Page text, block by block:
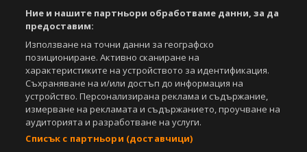
Ние и нашите партньори обработваме данни, за да
предоставим:
Използване на точни данни за географско
позициониране. Активно сканиране на
характеристиките на устройството за идентификация.
Съхраняване на и/или достъп до информация на
устройство. Персонализирана реклама и съдържание,
измерване на рекламата и съдържанието, проучване на
аудиторията и разработване на услуги.
Списък с партньори (доставчици)